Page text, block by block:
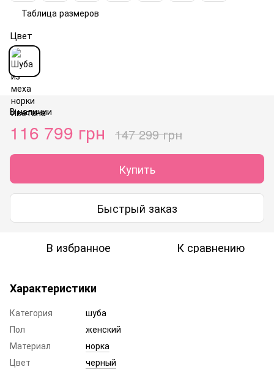
Таблица размеров
Цвет
В наличии
116 799 грн 147 299 грн
Купить
Быстрый заказ
В избранное К сравнению
Характеристики
Категория
шуба
Пол
женский
Материал
норка
Цвет
черный